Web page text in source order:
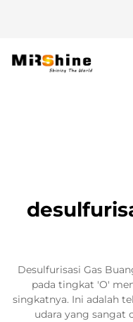
Desulfurisasi Gas
pada tingkat 'O'
singkatnya. Ini adalah
udara yang sangat